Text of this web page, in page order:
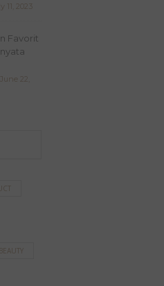
11, 2023
Favorit
June 22,